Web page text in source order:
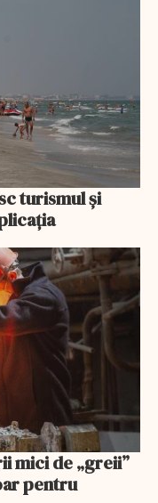
turismul și
mici de „greii”
pentru